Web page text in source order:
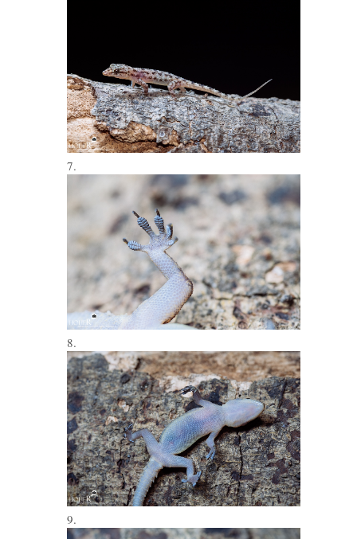
7.
8.
9.